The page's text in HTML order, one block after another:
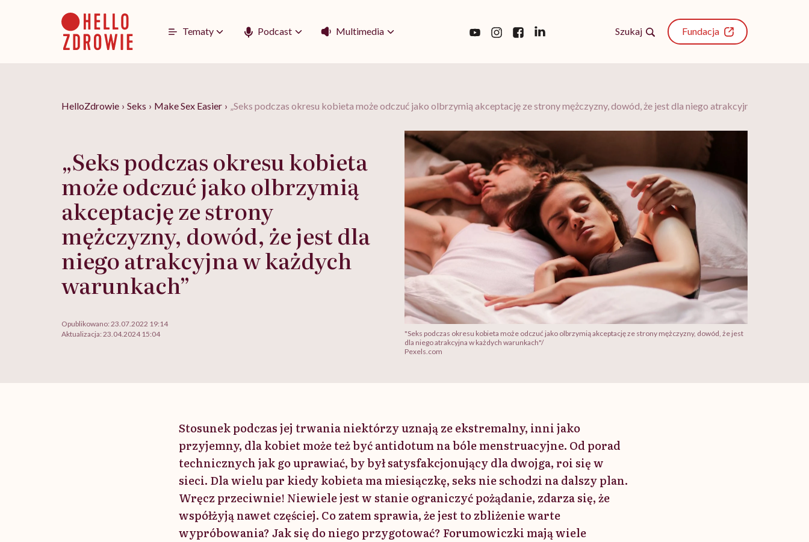
Tematy Podcast Multimedia Szukaj Fundacja
HelloZdrowie › Seks › Make Sex Easier › „Seks podczas okresu kobieta może odczuć jako olbrzymią akceptację ze strony mężczyzny, dowód, że jest dla niego atrakcyjna w każdych
„Seks podczas okresu kobieta
może odczuć jako olbrzymią
akceptację ze strony
mężczyzny, dowód, że jest dla
niego atrakcyjna w każdych
warunkach”
Opublikowano: 23.07.2022 19:14
Aktualizacja: 23.04.2024 15:04
"Seks podczas okresu kobieta może odczuć jako olbrzymią akceptację ze strony mężczyzny, dowód, że jest
dla niego atrakcyjna w każdych warunkach"/
Pexels.com
Stosunek podczas jej trwania niektórzy uznają ze ekstremalny, inni jako
przyjemny, dla kobiet może też być antidotum na bóle menstruacyjne. Od porad
technicznych jak go uprawiać, by był satysfakcjonujący dla dwojga, roi się w
sieci. Dla wielu par kiedy kobieta ma miesiączkę, seks nie schodzi na dalszy plan.
Wręcz przeciwnie! Niewiele jest w stanie ograniczyć pożądanie, zdarza się, że
współżyją nawet częściej. Co zatem sprawia, że jest to zbliżenie warte
wypróbowania? Jak się do niego przygotować? Forumowiczki mają wiele